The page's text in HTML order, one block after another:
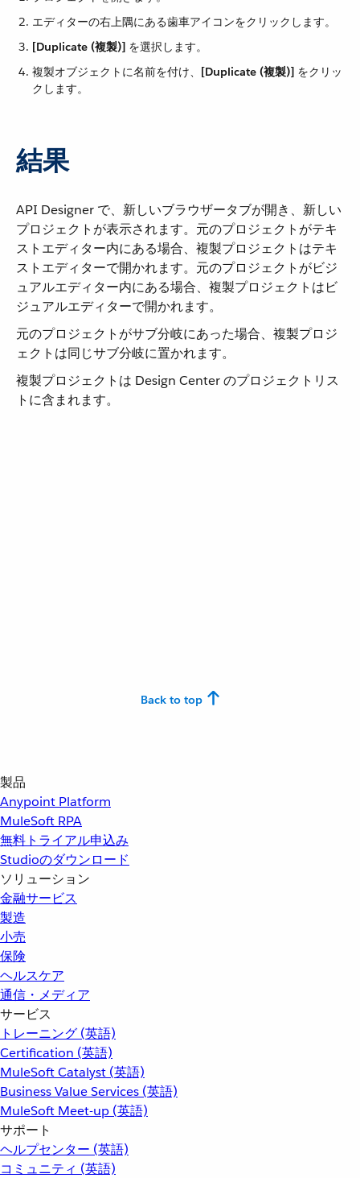
エディターの右上隅にある歯車アイコンをクリックします。
[Duplicate (複製)] ​ を選択します。
複製オブジェクトに名前を付け、​ [Duplicate (複製)] ​ をクリッ
クします。
結果
API Designer で、新しいブラウザータブが開き、新しい
プロジェクトが表示されます。元のプロジェクトがテキ
ストエディター内にある場合、複製プロジェクトはテキ
ストエディターで開かれます。元のプロジェクトがビジ
ュアルエディター内にある場合、複製プロジェクトはビ
ジュアルエディターで開かれます。
元のプロジェクトがサブ分岐にあった場合、複製プロジ
ェクトは同じサブ分岐に置かれます。
複製プロジェクトは Design Center のプロジェクトリス
トに含まれます。
Back to top
製品
Anypoint Platform
MuleSoft RPA
無料トライアル申込み
Studioのダウンロード
ソリューション
金融サービス
製造
小売
保険
ヘルスケア
通信・メディア
サービス
トレーニング (英語)
Certification (英語)
MuleSoft Catalyst (英語)
Business Value Services (英語)
MuleSoft Meet-up (英語)
サポート
ヘルプセンター (英語)
コミュニティ (英語)